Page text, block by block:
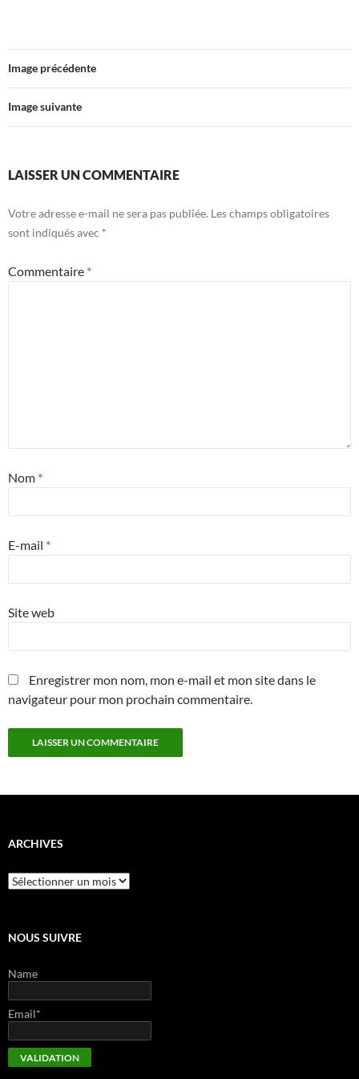
Image précédente
Image suivante
LAISSER UN COMMENTAIRE
Votre adresse e-mail ne sera pas publiée. Les champs obligatoires
sont indiqués avec *
Commentaire *
Nom *
E-mail *
Site web
Enregistrer mon nom, mon e-mail et mon site dans le
navigateur pour mon prochain commentaire.
ARCHIVES
Archives
NOUS SUIVRE
Name
Email*